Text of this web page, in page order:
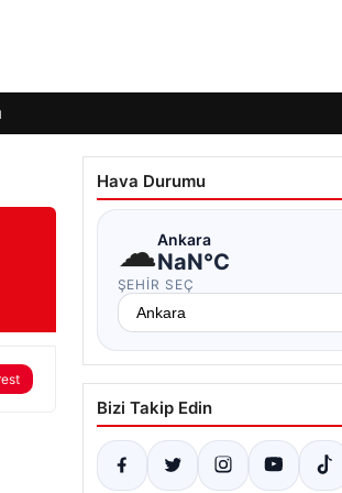
Hava Durumu
☁Ankara
NaN°C
ŞEHIR SEÇ
Bizi Takip Edin